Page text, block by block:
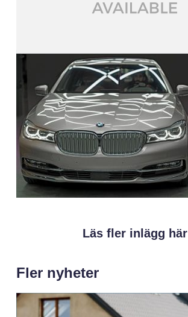
Läs fler inlägg här
Fler nyheter